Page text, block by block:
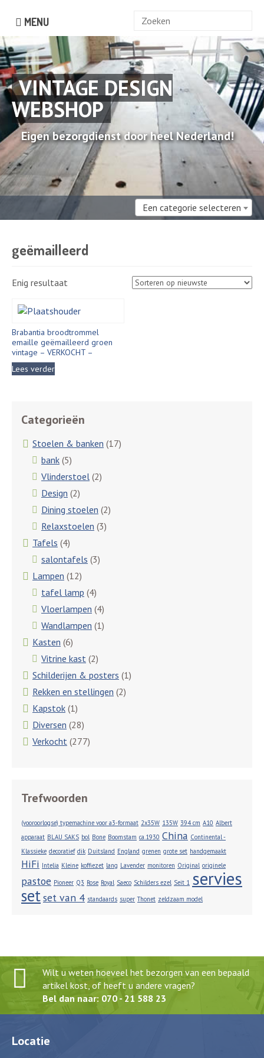
MENU
Zoek
VINTAGE DESIGN
WEBSHOP
Eigen bezorgdienst door heel Nederland!
Een categorie selecteren
geëmailleerd
Enig resultaat
Brabantia broodtrommel
emaille geëmailleerd groen
vintage – VERKOCHT –
Lees verder
Categorieën
Stoelen & banken (17)
bank (5)
Vlinderstoel (2)
Design (2)
Dining stoelen (2)
Relaxstoelen (3)
Tafels (4)
salontafels (3)
Lampen (12)
tafel lamp (4)
Vloerlampen (4)
Wandlampen (1)
Kasten (6)
Vitrine kast (2)
Schilderijen & posters (1)
Rekken en stellingen (2)
Kapstok (1)
Diversen (28)
Verkocht (277)
Trefwoorden
(vooroorlogse) typemachine voor a3-formaat 2x35W 135W 394 cm A10 Albert
apparaat BLAU SAKS bol Bone Boomstam ca.1930 China Continental -
Klassieke decoratief dik Duitsland England grenen grote set handgemaakt
HiFi Intelia Kleine koffiezet lang Lavender monitoren Original originele
pastoe Pioneer Q3 Rose Royal Saeco Schilders ezel Seit 1 servies
setset van 4 standaards super Thonet zeldzaam model
Wilt u weten hoeveel het bezorgen van een bepaald
artikel kost, of heeft u andere vragen?
Bel dan naar: 070 - 21 588 23
Locatie